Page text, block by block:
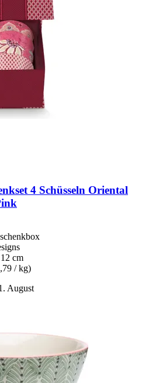
4 Schüsseln Oriental
cm
/ kg)
August